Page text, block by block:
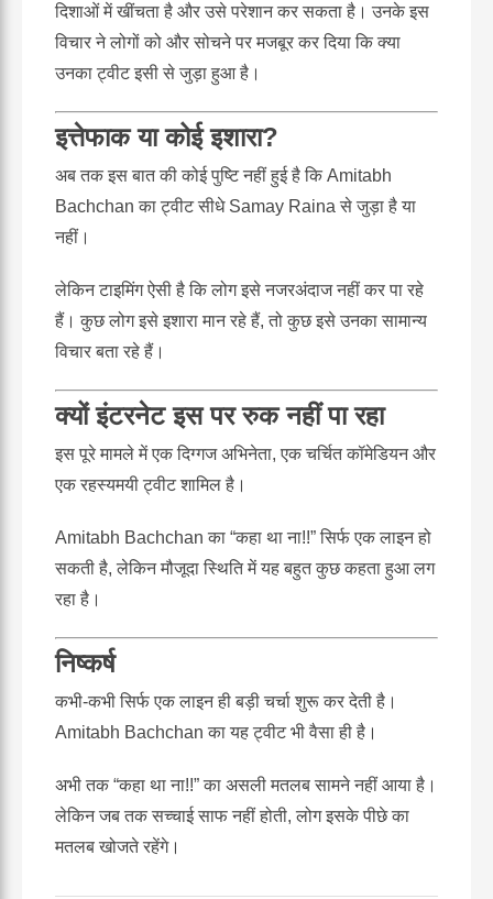
दिशाओं में खींचता है और उसे परेशान कर सकता है। उनके इस
विचार ने लोगों को और सोचने पर मजबूर कर दिया कि क्या
उनका ट्वीट इसी से जुड़ा हुआ है।
इत्तेफाक या कोई इशारा?
अब तक इस बात की कोई पुष्टि नहीं हुई है कि Amitabh
Bachchan का ट्वीट सीधे Samay Raina से जुड़ा है या
नहीं।
लेकिन टाइमिंग ऐसी है कि लोग इसे नजरअंदाज नहीं कर पा रहे
हैं। कुछ लोग इसे इशारा मान रहे हैं, तो कुछ इसे उनका सामान्य
विचार बता रहे हैं।
क्यों इंटरनेट इस पर रुक नहीं पा रहा
इस पूरे मामले में एक दिग्गज अभिनेता, एक चर्चित कॉमेडियन और
एक रहस्यमयी ट्वीट शामिल है।
Amitabh Bachchan का “कहा था ना!!” सिर्फ एक लाइन हो
सकती है, लेकिन मौजूदा स्थिति में यह बहुत कुछ कहता हुआ लग
रहा है।
निष्कर्ष
कभी-कभी सिर्फ एक लाइन ही बड़ी चर्चा शुरू कर देती है।
Amitabh Bachchan का यह ट्वीट भी वैसा ही है।
अभी तक “कहा था ना!!” का असली मतलब सामने नहीं आया है।
लेकिन जब तक सच्चाई साफ नहीं होती, लोग इसके पीछे का
मतलब खोजते रहेंगे।